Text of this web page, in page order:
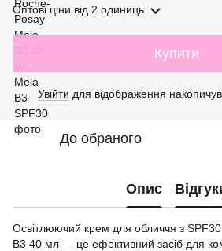
Оптові ціни від 2 одиниць
Купити
% Увійти для відображення
До обраного
Опис
Освітлюючий крем для обличчя з
B3 40 мл — це ефективний засіб для